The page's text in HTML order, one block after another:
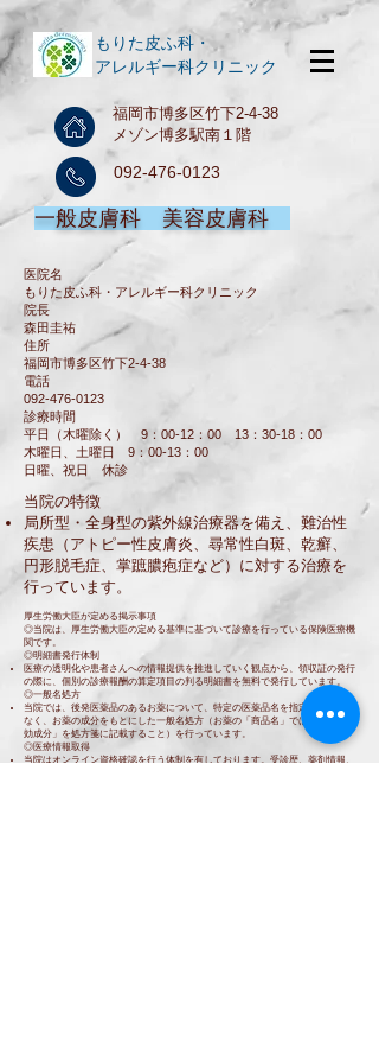
もりた皮ふ科・
アレルギー科クリニック
福岡市博多区竹下2-4-38
メゾン博多駅南１階
092-476-0123
一般皮膚科 美容皮膚科
医院名
もりた皮ふ科・アレルギー科クリニック
院長
森田圭祐
住所
福岡市博多区竹下2-4-38
電話
092-476-0123
診療時間
平日（木曜除く） 9：00-12：00 13：30-18：00
木曜日、土曜日 9：00-13：00
日曜、祝日 休診
当院の特徴
局所型・全身型の紫外線治療器を備え、難治性
疾患（アトピー性皮膚炎、尋常性白斑、乾癬、
円形脱毛症、掌蹠膿疱症など）に対する治療を
行っています。
厚生労働大臣が定める掲示事項
◎当院は、厚生労働大臣の定める基準に基づいて診療を行っている保険医療機
関です。
◎明細書発行体制
医療の透明化や患者さんへの情報提供を推進していく観点から、領収証の発行
の際に、個別の診療報酬の算定項目の判る明細書を無料で発行しています。
◎一般名処方
当院では、後発医薬品のあるお薬について、特定の医薬品名を指定するのでは
なく、お薬の成分をもとにした一般名処方（お薬の「商品名」ではなく、「有
効成分」を処方箋に記載すること）を行っています。
◎医療情報取得
当院はオンライン資格確認を行う体制を有しております。受診歴、薬剤情報、